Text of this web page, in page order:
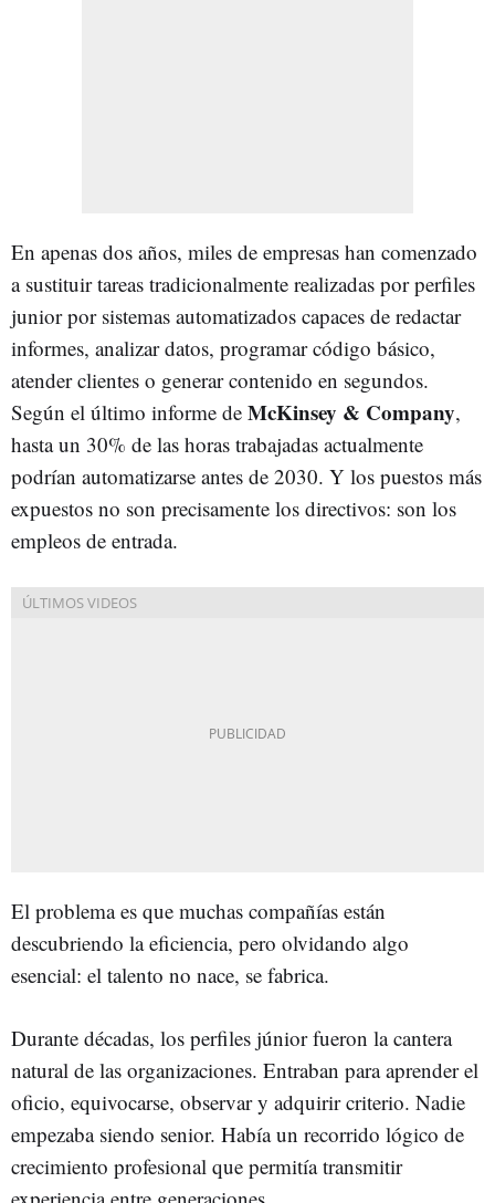
En apenas dos años, miles de empresas han comenzado
a sustituir tareas tradicionalmente realizadas por perfiles
junior por sistemas automatizados capaces de redactar
informes, analizar datos, programar código básico,
atender clientes o generar contenido en segundos.
Según el último informe de McKinsey & Company,
hasta un 30% de las horas trabajadas actualmente
podrían automatizarse antes de 2030. Y los puestos más
expuestos no son precisamente los directivos: son los
empleos de entrada.
El problema es que muchas compañías están
descubriendo la eficiencia, pero olvidando algo
esencial: el talento no nace, se fabrica.
Durante décadas, los perfiles júnior fueron la cantera
natural de las organizaciones. Entraban para aprender el
oficio, equivocarse, observar y adquirir criterio. Nadie
empezaba siendo senior. Había un recorrido lógico de
crecimiento profesional que permitía transmitir